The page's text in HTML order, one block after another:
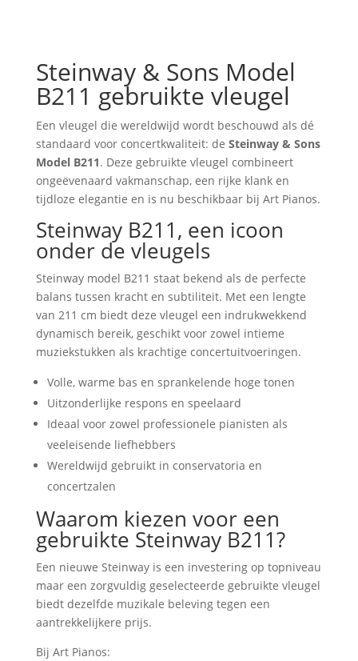
Steinway & Sons Model
B211 gebruikte vleugel
Een vleugel die wereldwijd wordt beschouwd als dé
standaard voor concertkwaliteit: de Steinway & Sons
Model B211. Deze gebruikte vleugel combineert
ongeëvenaard vakmanschap, een rijke klank en
tijdloze elegantie en is nu beschikbaar bij Art Pianos.
Steinway B211, een icoon
onder de vleugels
Steinway model B211 staat bekend als de perfecte
balans tussen kracht en subtiliteit. Met een lengte
van 211 cm biedt deze vleugel een indrukwekkend
dynamisch bereik, geschikt voor zowel intieme
muziekstukken als krachtige concertuitvoeringen.
Volle, warme bas en sprankelende hoge tonen
Uitzonderlijke respons en speelaard
Ideaal voor zowel professionele pianisten als
veeleisende liefhebbers
Wereldwijd gebruikt in conservatoria en
concertzalen
Waarom kiezen voor een
gebruikte Steinway B211?
Een nieuwe Steinway is een investering op topniveau
maar een zorgvuldig geselecteerde gebruikte vleugel
biedt dezelfde muzikale beleving tegen een
aantrekkelijkere prijs.
Bij Art Pianos: